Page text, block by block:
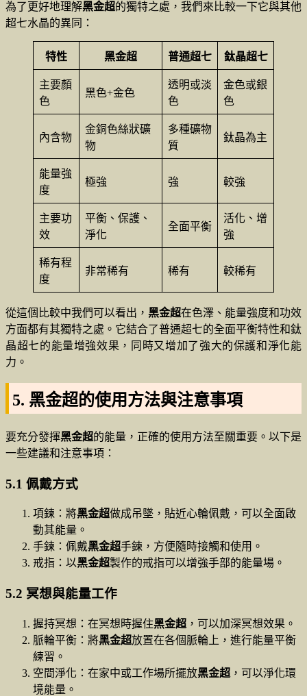
為了更好地理解黑金超的獨特之處，我們來比較一下它與其他
超七水晶的異同：
特性 黑金超 普通超七 鈦晶超七
主要顏
色
黑色+金色
透明或淡
色
金色或銀
色
內含物
金銅色絲狀礦
物
多種礦物
質
鈦晶為主
能量強
度
極強 強 較強
主要功
效
平衡、保護、
淨化
全面平衡
活化、增
強
稀有程
度
非常稀有 稀有 較稀有
從這個比較中我們可以看出， 黑金超在色澤、能量強度和功效
方面都有其獨特之處。它結合了普通超七的全面平衡特性和鈦
晶超七的能量增強效果，同時又增加了強大的保護和淨化能
力。
5. 黑金超的使用方法與注意事項
要充分發揮黑金超的能量，正確的使用方法至關重要。以下是
一些建議和注意事項：
5.1 佩戴方式
項鍊：將黑金超做成吊墜，貼近心輪佩戴，可以全面啟
動其能量。
手鍊：佩戴黑金超手鍊，方便隨時接觸和使用。
戒指：以黑金超製作的戒指可以增強手部的能量場。
5.2 冥想與能量工作
握持冥想：在冥想時握住黑金超 ，可以加深冥想效果。
脈輪平衡：將黑金超放置在各個脈輪上，進行能量平衡
練習。
空間淨化：在家中或工作場所擺放黑金超 ，可以淨化環
境能量。